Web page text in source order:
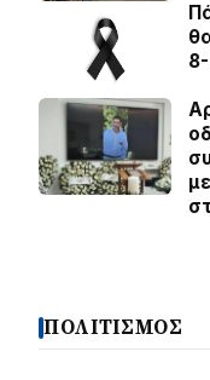
ΠΟΛΙΤΙΣΜΟΣ